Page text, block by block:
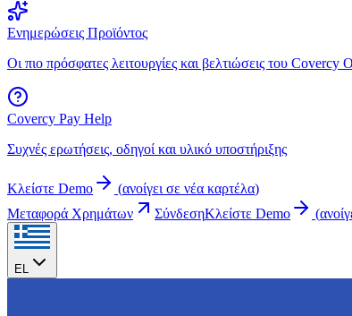
Ενημερώσεις Προϊόντος
Οι πιο πρόσφατες λειτουργίες και βελτιώσεις του Covercy
Covercy Pay Help
Συχνές ερωτήσεις, οδηγοί και υλικό υποστήριξης
Κλείστε Demo (ανοίγει σε νέα καρτέλα)
Μεταφορά Χρημάτων
ΣύνδεσηΚλείστε Demo (
EL